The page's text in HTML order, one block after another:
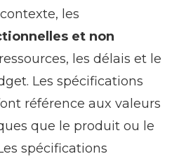
les
et non
les délais et le
Les spécifications
référence aux valeurs
que le produit ou le
spécifications